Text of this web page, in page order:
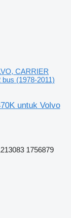
CARRIER
(1978-2011)
untuk Volvo
1756879